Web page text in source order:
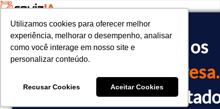
O Fisco já cruzou os
da sua empresa.
Você já sabe o
Utilizamos cookies para oferecer melhor
experiência, melhorar o desempenho, analisar
como você interage em nosso site e
personalizar conteúdo.
Recusar Cookies Aceitar Cookies
Utilizamos cookies para oferecer melhor
experiência, melhorar o desempenho, analisar
como você interage em nosso site e
personalizar conteúdo.
Recusar Cookies Aceitar Cookies
<!-- Google tag (gtag.js) -->
<script async src="https://www.googletagmanager.com/gtag/
<script>
  window.dataLayer = window.dataLayer || [];
  gtag('config', 'AW-10793602440');